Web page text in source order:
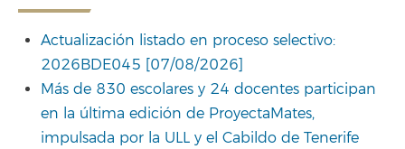
Actualización listado en proceso selectivo:
2026BDE045 [07/08/2026]
Más de 830 escolares y 24 docentes participan
en la última edición de ProyectaMates,
impulsada por la ULL y el Cabildo de Tenerife